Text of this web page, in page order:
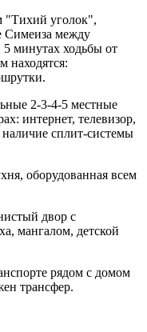
"Тихий уголок",
Симеиза между
минутах ходьбы от
находятся:
2-3-4-5 местные
интернет, телевизор,
сплит-системы
оборудованная всем
двор с
мангалом, детской
рядом с домом
трансфер.